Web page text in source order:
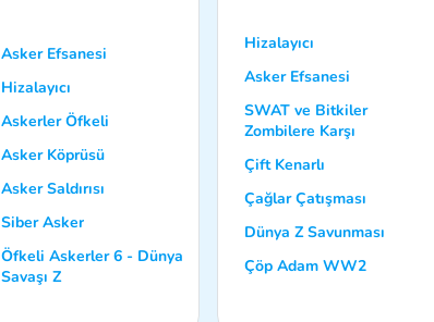
Asker Efsanesi
Hizalayıcı
Askerler Öfkeli
Asker Köprüsü
Asker Saldırısı
Siber Asker
Öfkeli Askerler 6 - Dünya
Savaşı Z
Hizalayıcı
Asker Efsanesi
SWAT ve Bitkiler
Zombilere Karşı
Çift Kenarlı
Çağlar Çatışması
Dünya Z Savunması
Çöp Adam WW2